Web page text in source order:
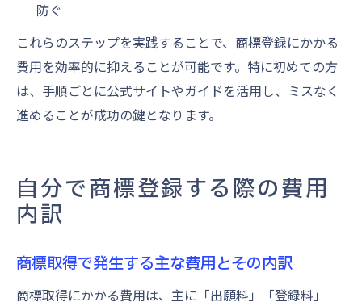
防ぐ
これらのステップを実践することで、商標登録にかかる
費用を効率的に抑えることが可能です。特に初めての方
は、手順ごとに公式サイトやガイドを活用し、ミスなく
進めることが成功の鍵となります。
自分で商標登録する際の費用
内訳
商標取得で発生する主な費用とその内訳
商標取得にかかる費用は、主に「出願料」「登録料」